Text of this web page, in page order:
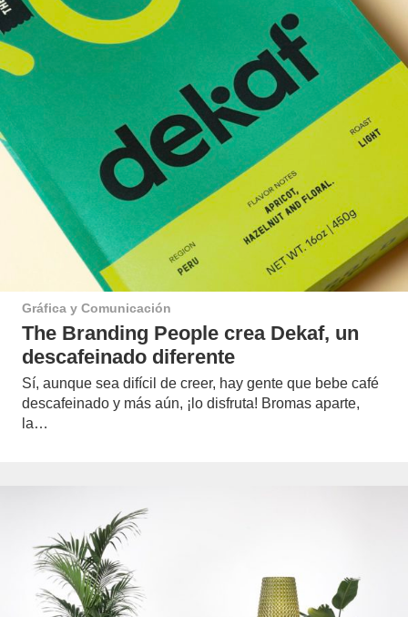
Gráfica y Comunicación
The Branding People crea Dekaf, un
descafeinado diferente
Sí, aunque sea difícil de creer, hay gente que bebe café
descafeinado y más aún, ¡lo disfruta! Bromas aparte,
la…